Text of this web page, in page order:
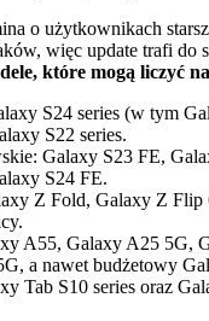
o użytkownikach
więc update trafi do
które mogą liczyć
S24 series (w tym
S22 series.
Galaxy S23 FE,
S24 FE.
Z Fold, Galaxy Z
A55, Galaxy A25 5G,
a nawet budżetowy
Tab S10 series oraz